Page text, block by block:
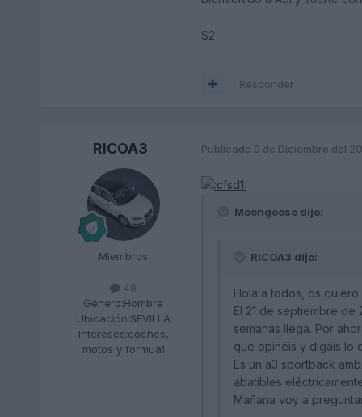
S2
Responder
RICOA3
Miembros
48
Género:Hombre
Ubicación:SEVILLA
Intereses:coches,
motos y formua1
Publicado 9 de Diciembre del
Moongoose dijo:
RICOA3 dijo:
Hola a todos, os
El 21 de septiembre
semanas llega. Por
que opinéis y digáis lo
Es un a3 sportback
abatibles
Mañana voy a